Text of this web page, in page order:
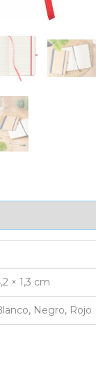
× 1,3 cm
Negro, Rojo